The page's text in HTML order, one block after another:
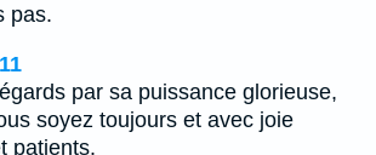
pas.
par sa puissance glorieuse,
soyez toujours et avec joie
patients.